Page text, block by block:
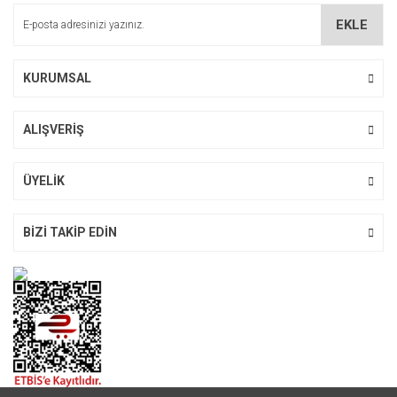
EKLE
KURUMSAL
ALIŞVERİŞ
ÜYELİK
BİZİ TAKİP EDİN